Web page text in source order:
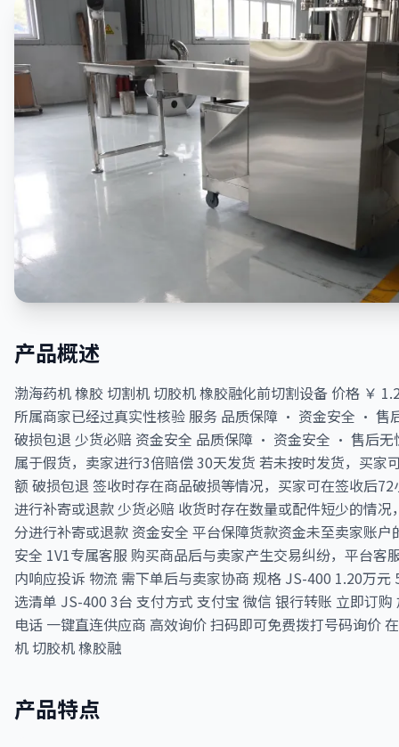
产品概述
渤海药机 橡胶 切割机 切胶机 橡胶融化前切割设备 价格 ￥
所属商家已经过真实性核验 服务 品质保障 · 资金安全 · 售
破损包退 少货必赔 资金安全 品质保障 · 资金安全 · 售后无
属于假货，卖家进行3倍赔偿 30天发货 若未按时发货，买家
额 破损包退 签收时存在商品破损等情况，买家可在签收后
进行补寄或退款 少货必赔 收货时存在数量或配件短少的情
分进行补寄或退款 资金安全 平台保障货款资金未至卖家账
安全 1V1专属客服 购买商品后与卖家产生交易纠纷，平台客
内响应投诉 物流 需下单后与卖家协商 规格 JS-400 1.20万元
选清单 JS-400 3台 支付方式 支付宝 微信 银行转账 立即订
电话 一键直连供应商 高效询价 扫码即可免费拨打号码询价
机 切胶机 橡胶融
产品特点